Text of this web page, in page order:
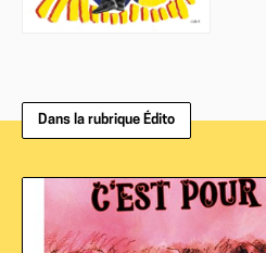
Dans la rubrique Édito